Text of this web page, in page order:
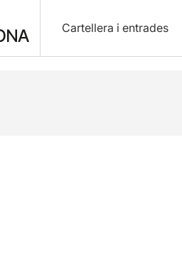
Cartellera i entrades